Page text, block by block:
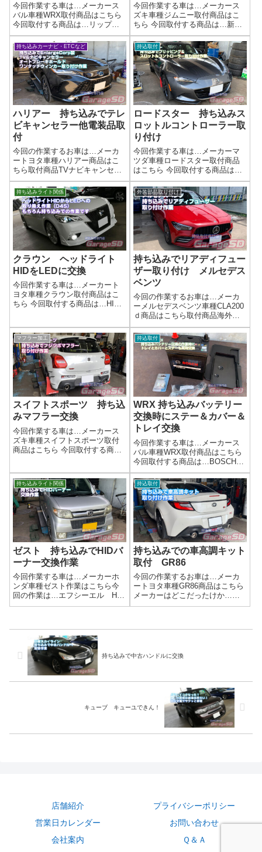
今回作業する車は…メーカース
バル車種WRX取付商品はこちら
今回取付する商品は…リップス
ポイラー社外品ですかね(^^)/作業
写真今回はブラックでした同色
ペイントなども当店で可能です
ので、ご相談ください(^^)/作業完
了エアロ取り付けなどもガ...
今回作業する車は…メーカース
ズキ車種ジムニー取付商品はこ
ちら 今回取付する商品は…新
品 C.L.LINK マフラー作業写
真取り付け完了マフラー持ち込
み時の注意点マフラー持ち込み
時の注意点交換マフラーの部品
は揃っているかガスケットは新
品で用意...
持ち込みカーナビ・ETCなど
ハリアー 持ち込みでテレ
ビキャンセラー他電装品取
付
今回の作業するお車は…メーカ
ートヨタ車種ハリアー商品はこ
ちら取付商品TVナビキャンセラ
ーネットで買ったテレビキャン
セラー・テレビキット取り付け
でお困りなら「テレビキット、
取り付けはプロに任せたい！」
当店なら、お客様がご用意した
テレビキット...
持込取付
ロードスター 持ち込みス
ロットルコントローラー取
り付け
今回作業する車は…メーカーマ
ツダ車種ロードスター取付商品
はこちら 今回取付する商品は…
pivot スロットルコントローラー
スロットルコントローラーとい
えば、pivot(^^)/作業写真設置場
所はこちらに…作業完了スロッ
トルコントローラーの取...
持ち込みライト関係
クラウン ヘッドライト
HIDをLEDに交換
今回作業する車は…メーカート
ヨタ車種クラウン取付商品はこ
ちら 今回取付する商品は…HID
明るいですね！作業完了ヘッド
ライトバルブ交換はガレージＳ
Ｄへ相談ください(*'ω'...
外装部品取り付け
持ち込みでリアディフュー
ザー取り付け メルセデス
ベンツ
今回の作業するお車は…メーカ
ーメルセデスベンツ車種CLA200
ｄ商品はこちら取付商品海外製
のやつです リアディフューザ
ー マフラーカッター完了画像
リアビューが別の車になりまし
たね！('ω')ノ🚗 外装ドレスアッ
プ・持ち込みパーツ施工のご案
マフラー加工
スイフトスポーツ 持ち込
みマフラー交換
今回作業する車は…メーカース
ズキ車種スイフトスポーツ取付
商品はこちら 今回取付する商品
☆マフラー持ち込み時の注意点
マフラー持ち込み時の注意点交
換マフラーの部品は揃っている
かガス...
持込取付
WRX 持ち込みバッテリー
交換時にステー＆カバー＆
トレイ交換
今回作業する車は…メーカース
バル車種WRX取付商品はこちら
今回取付する商品は…BOSCH
バッテリーと純正部品のカバー
＆トレイ＆ステー作業写真バッ
テリー周りも新調されて、いい
感じです(^_-)-☆作業完了バッテ
リー廃棄は無料です持ち込み
バ...
持ち込みライト関係
ゼスト 持ち込みでHIDバ
ーナー交換作業
今回作業する車は…メーカーホ
ンダ車種ゼスト作業はこちら今
回の作業は…エフシーエル HID
バーナー D2R作業写真バルブ
【劇的進化！】夜間ドライブが
劇的に...
持込取付
持ち込みでの車高調キット
取付 GR86
今回の作業するお車は…メーカ
ートヨタ車種GR86商品はこちら
メーカーはどこだったけか…汗
ネットで買った車高調、持ち込
当店なら...
持ち込みで中古ハンドルに交換
キューブ キューユできん！
店舗紹介
プライバシーポリシー
営業日カレンダー
お問い合わせ
会社案内
Ｑ＆Ａ